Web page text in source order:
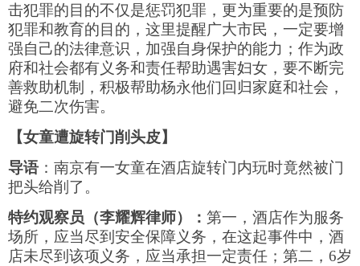
击犯罪的目的不仅是惩罚犯罪，更为重要的是预防
犯罪和教育的目的，这里提醒广大市民，一定要增
强自己的法律意识，加强自身保护的能力；作为政
府和社会都有义务和责任帮助遇害妇女，要不断完
善救助机制，积极帮助杨永他们回归家庭和社会，
避免二次伤害。
【女童遭旋转门削头皮】
导语 ：南京有一女童在酒店旋转门内玩时竟然被门
把头给削了。
特约观察员（李耀辉律师）： 第一，酒店作为服务
场所，应当尽到安全保障义务，在这起事件中，酒
店未尽到该项义务，应当承担一定责任；第二， 6岁